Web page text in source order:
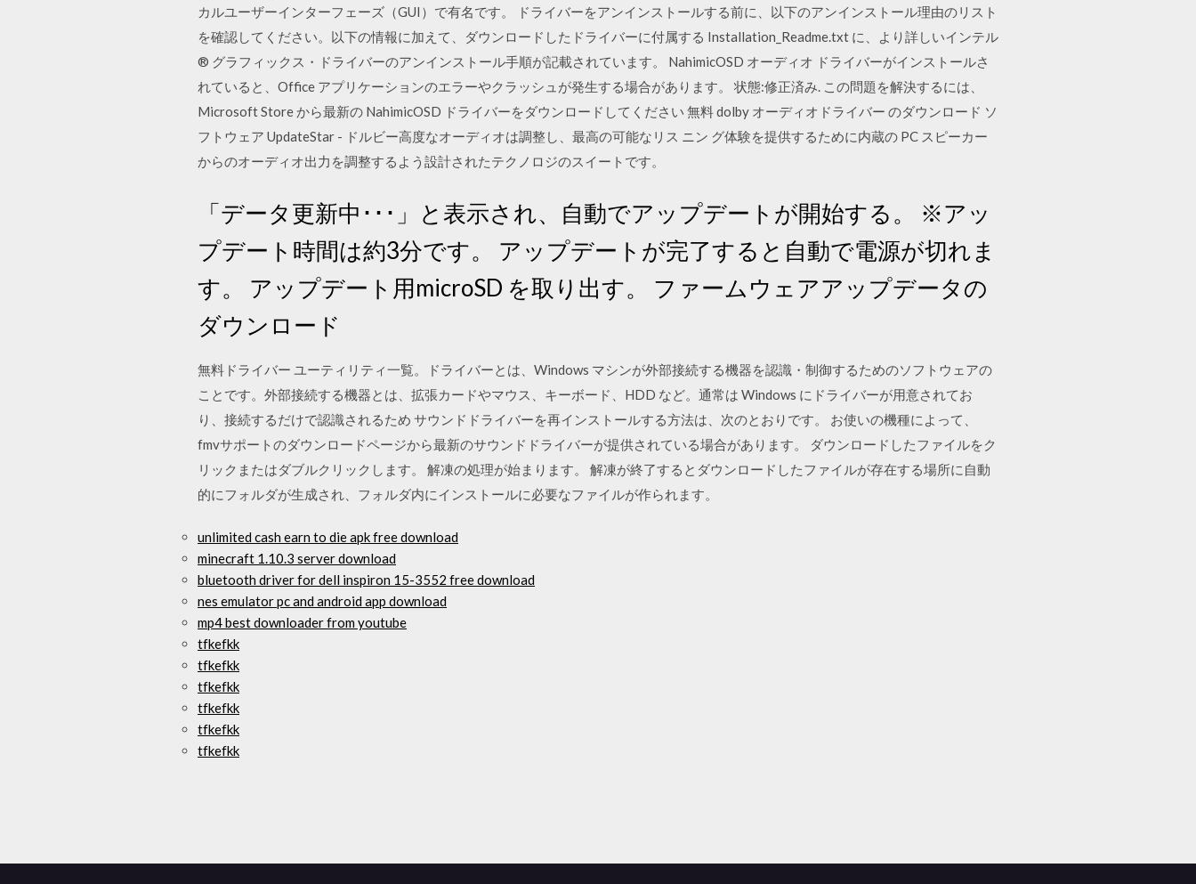
カルユーザーインターフェーズ（GUI）で有名です。 ドライバーをアンインストールする前に、以下のアンインストール理由のリスト
を確認してください。以下の情報に加えて、ダウンロードしたドライバーに付属する Installation_Readme.txt に、より詳しいインテル
® グラフィックス・ドライバーのアンインストール手順が記載されています。 NahimicOSD オーディオ ドライバーがインストールさ
れていると、Office アプリケーションのエラーやクラッシュが発生する場合があります。 状態:修正済み. この問題を解決するには、
Microsoft Store から最新の NahimicOSD ドライバーをダウンロードしてください 無料 dolby オーディオドライバー のダウンロード ソ
フトウェア UpdateStar - ドルビー高度なオーディオは調整し、最高の可能なリス ニン グ体験を提供するために内蔵の PC スピーカー
からのオーディオ出力を調整するよう設計されたテクノロジのスイートです。
「データ更新中･･･」と表示され、自動でアップデートが開始する。 ※アッ
プデート時間は約3分です。 アップデートが完了すると自動で電源が切れま
す。 アップデート用microSD を取り出す。 ファームウェアアップデータの
ダウンロード
無料ドライバー ユーティリティ一覧。ドライバーとは、Windows マシンが外部接続する機器を認識・制御するためのソフトウェアの
ことです。外部接続する機器とは、拡張カードやマウス、キーボード、HDD など。通常は Windows にドライバーが用意されてお
り、接続するだけで認識されるため サウンドドライバーを再インストールする方法は、次のとおりです。 お使いの機種によって、
fmvサポートのダウンロードページから最新のサウンドドライバーが提供されている場合があります。 ダウンロードしたファイルをク
リックまたはダブルクリックします。 解凍の処理が始まります。 解凍が終了するとダウンロードしたファイルが存在する場所に自動
的にフォルダが生成され、フォルダ内にインストールに必要なファイルが作られます。
unlimited cash earn to die apk free download
minecraft 1.10.3 server download
bluetooth driver for dell inspiron 15-3552 free download
nes emulator pc and android app download
mp4 best downloader from youtube
tfkefkk
tfkefkk
tfkefkk
tfkefkk
tfkefkk
tfkefkk